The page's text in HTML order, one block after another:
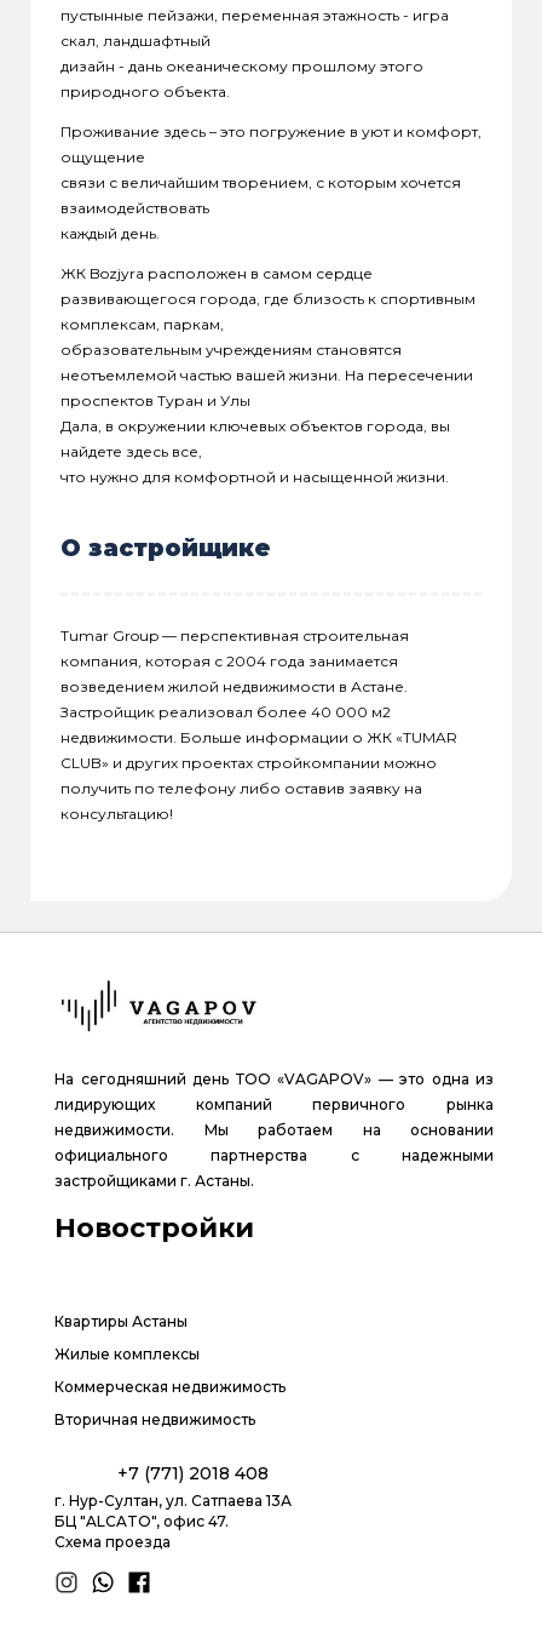
пустынные пейзажи, переменная этажность - игра
скал, ландшафтный
дизайн - дань океаническому прошлому этого
природного объекта.
Проживание здесь – это погружение в уют и комфорт,
ощущение
связи с величайшим творением, с которым хочется
взаимодействовать
каждый день.
ЖК Bozjyra расположен в самом сердце
развивающегося города, где близость к спортивным
комплексам, паркам,
образовательным учреждениям становятся
неотъемлемой частью вашей жизни. На пересечении
проспектов Туран и Улы
Дала, в окружении ключевых объектов города, вы
найдете здесь все,
что нужно для комфортной и насыщенной жизни.
О застройщике
Tumar Group — перспективная строительная
компания, которая с 2004 года занимается
возведением жилой недвижимости в Астане.
Застройщик реализовал более 40 000 м2
недвижимости. Больше информации о ЖК «TUMAR
CLUB» и других проектах стройкомпании можно
получить по телефону либо оставив заявку на
консультацию!
На сегодняшний день ТОО «VAGAPOV» — это одна из
лидирующих компаний первичного рынка
недвижимости. Мы работаем на основании
официального партнерства с надежными
застройщиками г. Астаны.
Новостройки
Квартиры Астаны
Жилые комплексы
Коммерческая недвижимость
Вторичная недвижимость
+7 (771) 2018 408
г. Нур-Султан, ул. Сатпаева 13А
БЦ "ALCATO", офис 47.
Схема проезда